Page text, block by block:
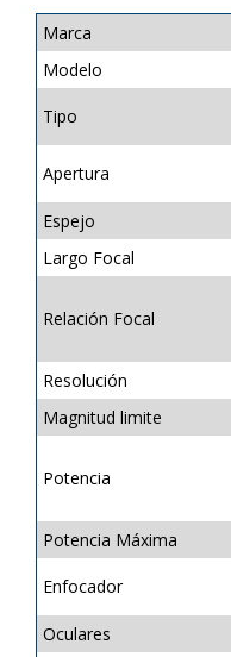
Marca
Modelo
Tipo
Apertura
Espejo
Largo Focal
Relación Focal
Resolución
Magnitud limite
Potencia
Potencia Máxima
Enfocador
Oculares